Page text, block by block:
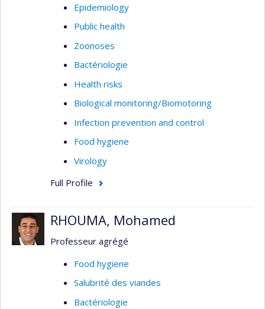
Epidemiology
Public health
Zoonoses
Bactériologie
Health risks
Biological monitoring/Biomotoring
Infection prevention and control
Food hygiene
Virology
Full Profile
RHOUMA, Mohamed
Professeur agrégé
Food hygiene
Salubrité des viandes
Bactériologie